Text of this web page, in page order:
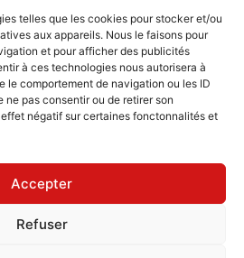
telles que les cookies pour stocker et/ou
aux appareils. Nous le faisons pour
et pour afficher des publicités
à ces technologies nous autorisera à
le comportement de navigation ou les ID
ne pas consentir ou de retirer son
négatif sur certaines fonctonnalités et
Accepter
Refuser
(UE)